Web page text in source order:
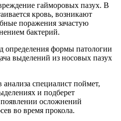
гайморовых пазух. В
кровь, возникают
поражения зачастую
бактерий.
определения формы патологии
выделений из носовых пазух
анализа специалист поймет,
и подберет
осложнений
во время прокола.